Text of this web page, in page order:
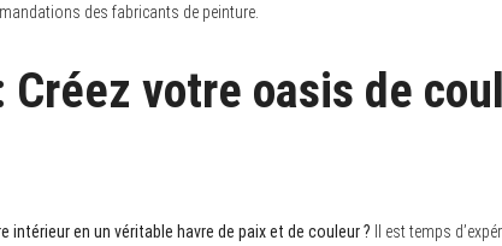
des fabricants de peinture.
Créez votre oasis de
en un véritable havre de paix et de couleur ? Il est temps